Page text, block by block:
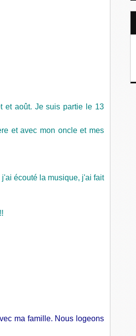
et août. Je suis partie le 13
et avec mon oncle et mes
écouté la musique, j'ai fait
ma famille. Nous logeons